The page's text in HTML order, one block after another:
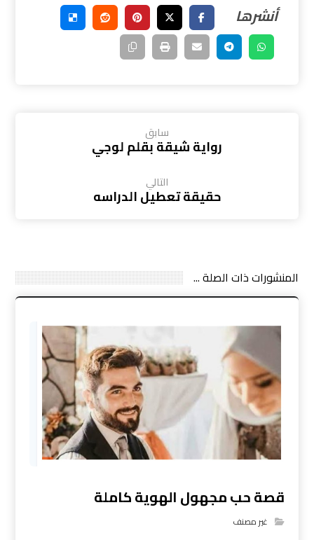
سابق
رواية شيقة بقلم لوجي
التالي
حقيقة تعطيل الدراسه
المنشورات ذات الصلة ...
قصة حب مجهول الهوية كاملة
غير مصنف